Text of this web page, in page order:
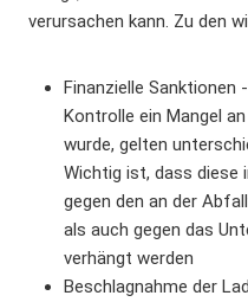
verursachen kann. Zu den
Finanzielle Sanktionen
Kontrolle ein Mangel
wurde, gelten
Wichtig ist, dass diese
gegen den an der
als auch gegen das
verhängt werden
Beschlagnahme der